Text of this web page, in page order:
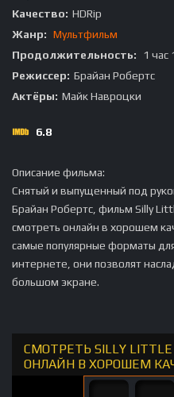
Качество: HDRip
Жанр: Мультфильм
Продолжительность:
1 час
Режиссер: Брайан Робертс
Актёры: Майк Навроцки
6.8
Описание фильма:
Снятый и выпущенный под
Брайан Робертс, фильм Silly
смотреть онлайн в хорошем
самые популярные форматы
интернете, они позволят
большом экране.
СМОТРЕТЬ SILLY LITTLE
ОНЛАЙН В ХОРОШЕМ